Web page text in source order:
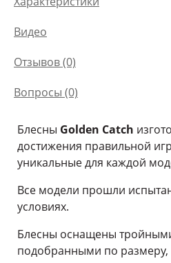
Видео
Отзывов (0)
Вопросы (0)
Блесны Golden Catch
достижения правильной
уникальные для каждой
Все модели прошли
условиях.
Блесны оснащены
подобранными по